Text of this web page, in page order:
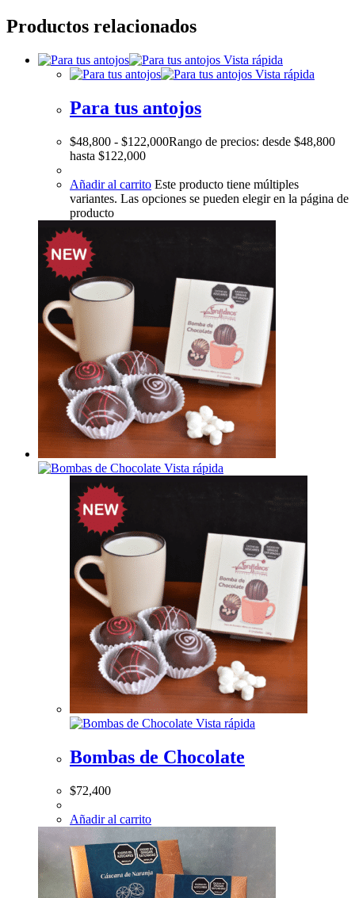
Productos relacionados
Vista rápida
Vista rápida
Para tus antojos
$48,800 - $122,000Rango de precios: desde $48,800
hasta $122,000
Añadir al carrito Este producto tiene múltiples
variantes. Las opciones se pueden elegir en la página de
producto
Vista rápida
Vista rápida
Bombas de Chocolate
$72,400
Añadir al carrito